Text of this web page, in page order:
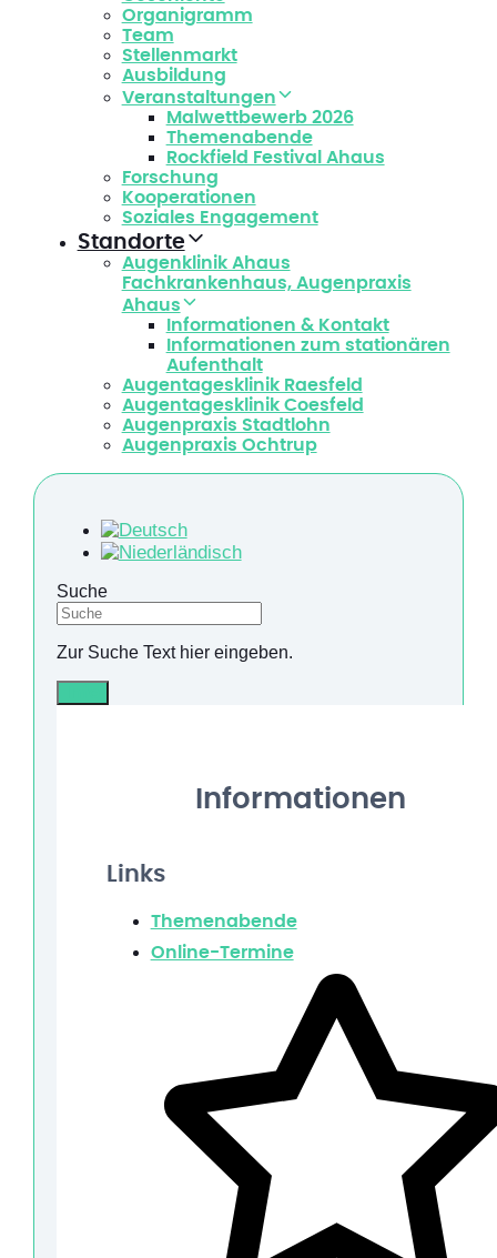
Organigramm
Team
Stellenmarkt
Ausbildung
Veranstaltungen
Malwettbewerb 2026
Themenabende
Rockfield Festival Ahaus
Forschung
Kooperationen
Soziales Engagement
Standorte
Augenklinik Ahaus
Fachkrankenhaus, Augenpraxis
Ahaus
Informationen & Kontakt
Informationen zum stationären
Aufenthalt
Augentagesklinik Raesfeld
Augentagesklinik Coesfeld
Augenpraxis Stadtlohn
Augenpraxis Ochtrup
Suche
Zur Suche Text hier eingeben.
Informationen
Links
Themenabende
Online-Termine